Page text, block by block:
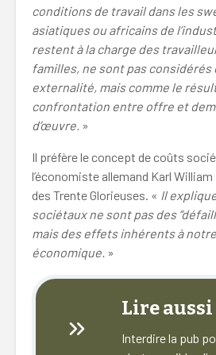
conditions de travail dans les
asiatiques ou africains de
restent à la charge des
familles, ne sont pas considérés
externalité, mais comme le
confrontation entre offre et
d’œuvre. »
Il préfère le concept de coûts
l’économiste allemand Karl
des Trente Glorieuses. « Il
sociétaux ne sont pas des
mais des effets inhérents à
économique. »
Lire aussi
Interdire la pub